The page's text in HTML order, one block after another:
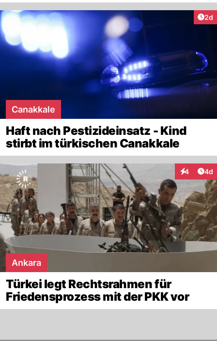
2d
Canakkale
Haft nach Pestizideinsatz - Kind
stirbt im türkischen Canakkale
4 4d
Ankara
Türkei legt Rechtsrahmen für
Friedensprozess mit der PKK vor